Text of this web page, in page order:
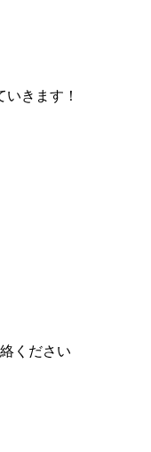
きます！
ください